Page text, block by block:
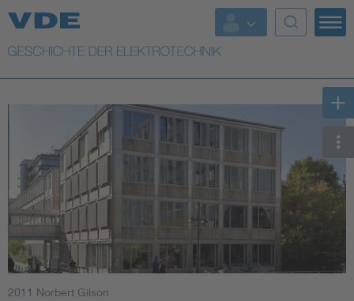
Top Themen
Weitere Themen
2011 Norbert Gilson